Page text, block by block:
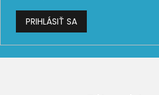
PRIHLÁSIŤ SA